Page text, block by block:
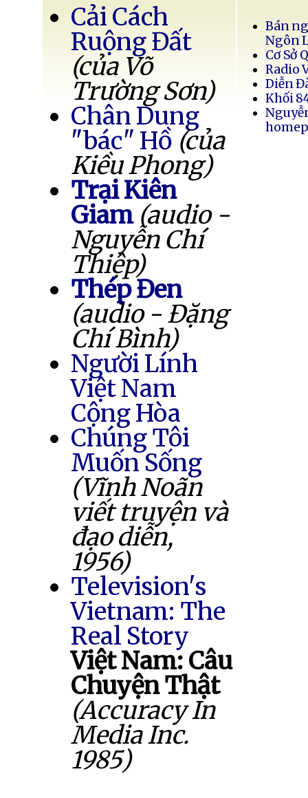
Cải Cách
Ruộng Đất
(của Võ
Trường Sơn)
Chân Dung
"bác" Hồ (của
Kiều Phong)
Trại Kiên
Giam (audio -
Nguyễn Chí
Thiệp)
Thép Đen
(audio - Đặng
Chí Bình)
Người Lính
Việt Nam
Cộng Hòa
Chúng Tôi
Muốn Sống
(Vĩnh Noãn
viết truyện và
đạo diễn,
1956)
Television's
Vietnam: The
Real Story
Việt Nam: Câu
Chuyện Thật
(Accuracy In
Media Inc.
1985)
Bán
Ngôn
Cơ Sở
Radio
Diễn
Khối